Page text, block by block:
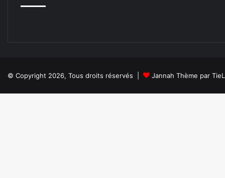
© Copyright 2026, Tous droits réservés | Jannah Thème par